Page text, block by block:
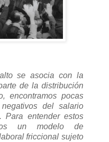
se asocia con la
de la distribución
encontramos pocas
del salario
Para entender estos
un modelo de
friccional sujeto